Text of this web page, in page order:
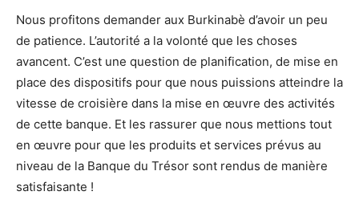
Nous profitons demander aux Burkinabè d’avoir un peu
de patience. L’autorité a la volonté que les choses
avancent. C’est une question de planification, de mise en
place des dispositifs pour que nous puissions atteindre la
vitesse de croisière dans la mise en œuvre des activités
de cette banque. Et les rassurer que nous mettions tout
en œuvre pour que les produits et services prévus au
niveau de la Banque du Trésor sont rendus de manière
satisfaisante !